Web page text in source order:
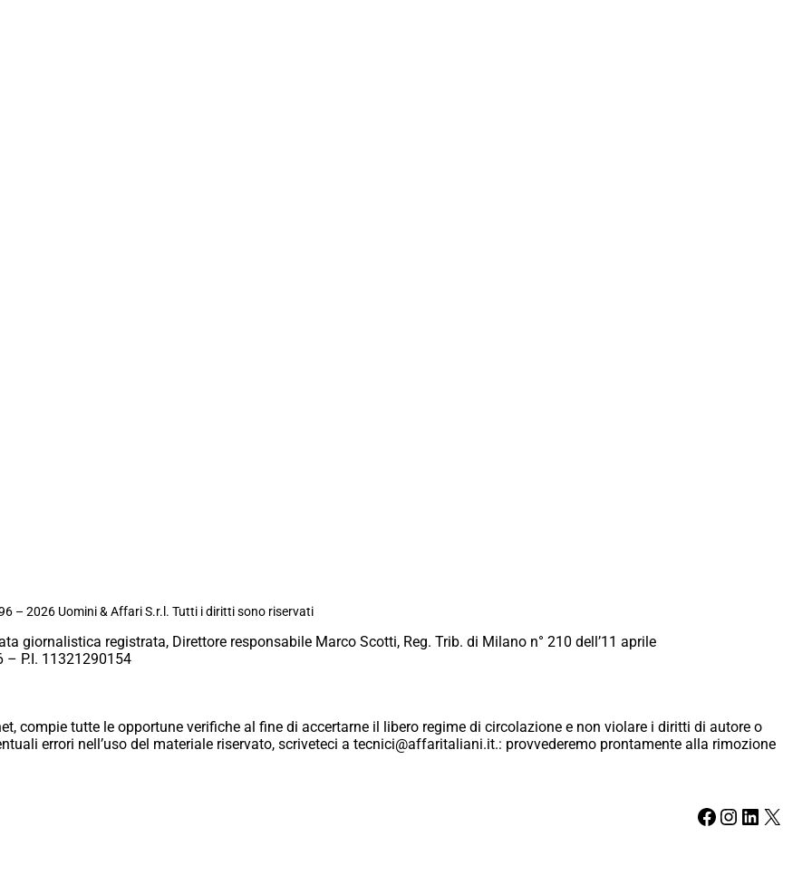
– 2026 Uomini & Affari S.r.l. Tutti i diritti sono riservati
giornalistica registrata, Direttore responsabile Marco Scotti, Reg. Trib. di Milano n° 210 dell’11 aprile
– P.I. 11321290154
compie tutte le opportune verifiche al fine di accertarne il libero regime di circolazione e non violare i diritti di autore o
errori nell’uso del materiale riservato, scriveteci a tecnici@affaritaliani.it.: provvederemo prontamente alla rimozione
Facebook Instagram LinkedIn X